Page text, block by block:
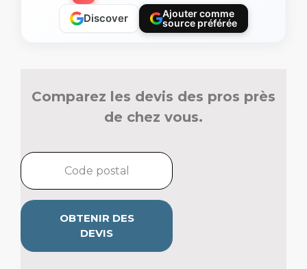
Discover
Ajouter comme
source préférée
Comparez les devis des pros près
de chez vous.
OBTENIR DES
DEVIS